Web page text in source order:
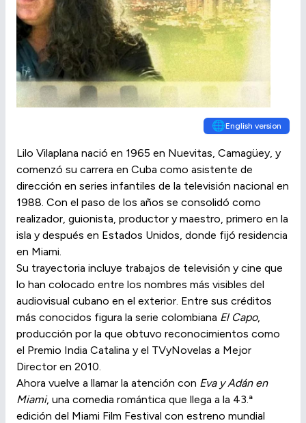
🌐English version
Lilo Vilaplana nació en 1965 en Nuevitas, Camagüey, y
comenzó su carrera en Cuba como asistente de
dirección en series infantiles de la televisión nacional en
1988. Con el paso de los años se consolidó como
realizador, guionista, productor y maestro, primero en la
isla y después en Estados Unidos, donde fijó residencia
en Miami.
Su trayectoria incluye trabajos de televisión y cine que
lo han colocado entre los nombres más visibles del
audiovisual cubano en el exterior. Entre sus créditos
más conocidos figura la serie colombiana El Capo,
producción por la que obtuvo reconocimientos como
el Premio India Catalina y el TVyNovelas a Mejor
Director en 2010.
Ahora vuelve a llamar la atención con Eva y Adán en
Miami, una comedia romántica que llega a la 43.ª
edición del Miami Film Festival con estreno mundial